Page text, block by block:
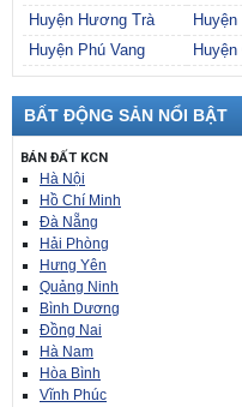
Huyện Hương Trà
Huyện Phú Vang
BẤT ĐỘNG SẢN NỔI BẬT
BÁN ĐẤT KCN
Hà Nội
Hồ Chí Minh
Đà Nẵng
Hải Phòng
Hưng Yên
Quảng Ninh
Bình Dương
Đồng Nai
Hà Nam
Hòa Bình
Vĩnh Phúc